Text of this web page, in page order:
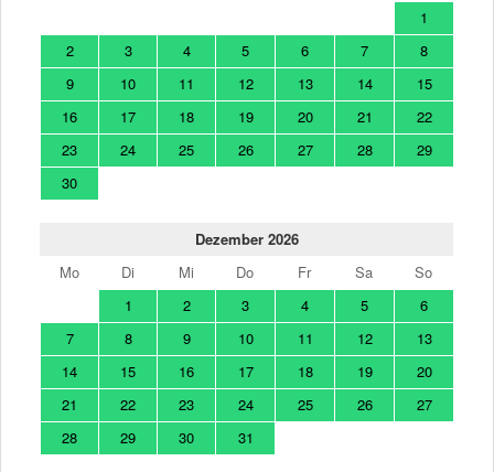
1
2
3 4 5 6 7
8
9
10 11 12 13 14
15
16
17 18 19 20 21
22
23
24 25 26 27 28
29
30
Dezember 2026
Mo
Di Mi Do Fr Sa
So
1
2 3 4 5
6
7
8 9 10 11 12
13
14
15 16 17 18 19
20
21
22 23 24 25 26
27
28
29 30 31